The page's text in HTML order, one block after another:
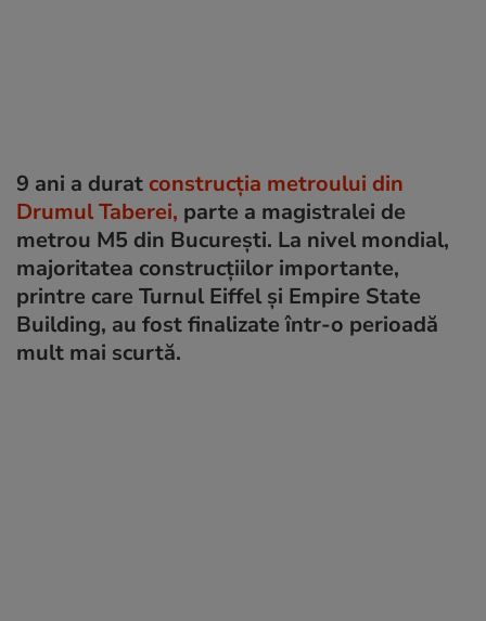
9 ani a duratconstrucția metroului din
Drumul Taberei, parte a magistralei de
metrou M5 din București. La nivel mondial,
majoritatea construcțiilor importante,
printre care Turnul Eiffel și Empire State
Building, au fost finalizate într-o perioadă
mult mai scurtă.